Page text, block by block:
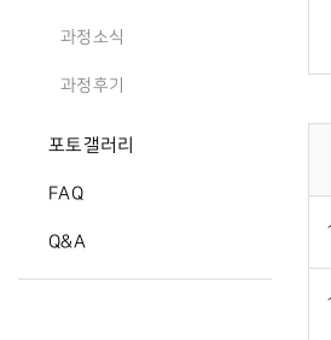
과정소식
과정후기
포토갤러리
FAQ
Q&A